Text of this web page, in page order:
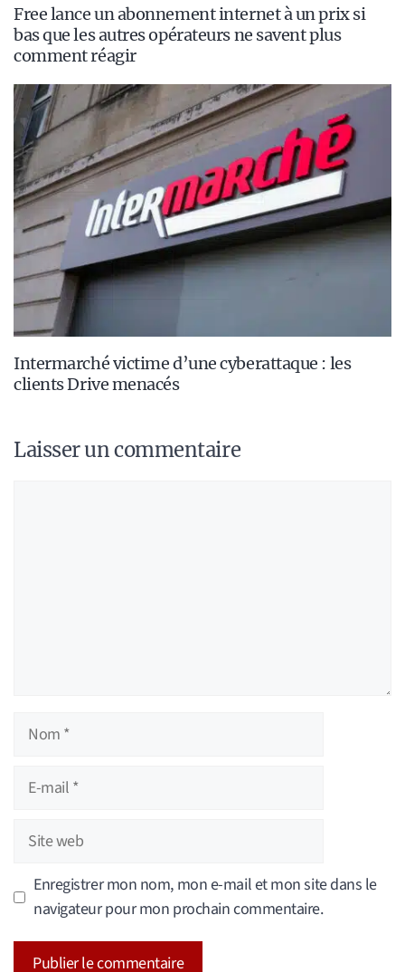
Free lance un abonnement internet à un prix si
bas que les autres opérateurs ne savent plus
comment réagir
Intermarché victime d’une cyberattaque : les
clients Drive menacés
Laisser un commentaire
Nom
Site
web
Enregistrer mon nom, mon e-mail et mon site dans le
navigateur pour mon prochain commentaire.